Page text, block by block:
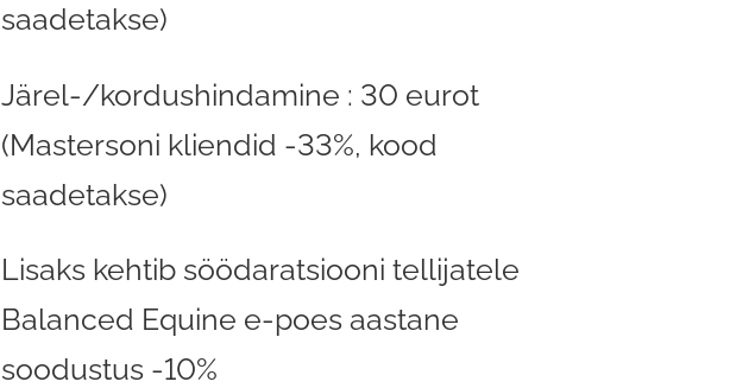
saadetakse)
Järel-/kordushindamine : 30 eurot
(Mastersoni kliendid -33%, kood
saadetakse)
Lisaks kehtib söödaratsiooni tellijatele
Balanced Equine e-poes aastane
soodustus -10%